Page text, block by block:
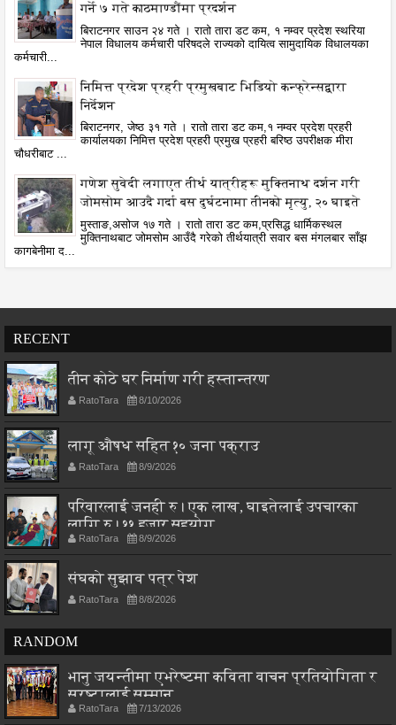
गर्ने ७ गते काठमाण्डौंमा प्रदर्शन
बिराटनगर साउन २४ गते । रातो तारा डट कम, १ नम्वर प्रदेश स्थरिया
नेपाल विधालय कर्मचारी परिषदले राज्यको दायित्व सामुदायिक विधालयका
कर्मचारी...
निमित्त प्रदेश प्रहरी प्रमुखबाट भिडियो कन्फ्रेन्सद्वारा
निर्देशन
बिराटनगर, जेष्ठ ३१ गते । रातो तारा डट कम,१ नम्वर प्रदेश प्रहरी
कार्यालयका निमित्त प्रदेश प्रहरी प्रमुख प्रहरी बरिष्ठ उपरीक्षक मीरा
चौधरीबाट ...
गणेश सुवेदी लगाएत तीर्थ यात्रीहरू मुक्तिनाथ दर्शन गरी
जोमसोम आउदै गर्दा बस दुर्घटनामा तीनको मृत्यु, २० घाइते
मुस्ताङ,असोज १७ गते । रातो तारा डट कम,प्रसिद्ध धार्मिकस्थल
मुक्तिनाथबाट जोमसोम आउँदै गरेको तीर्थयात्री सवार बस मंगलबार साँझ
कागबेनीमा द...
RECENT
तीन कोठे घर निर्माण गरी हस्तान्तरण
RatoTara 8/10/2026
लागू औषध सहित १० जना पक्राउ
RatoTara 8/9/2026
परिवारलाई जनही रु। एक लाख, घाइतेलाई उपचारका
लागि रु। ११ हजार सहयोग
RatoTara 8/9/2026
संघको सुझाव पत्र पेश
RatoTara 8/8/2026
RANDOM
भानु जयन्तीमा एभरेष्टमा कविता वाचन प्रतियोगिता र
स्रष्टालाई सम्मान
RatoTara 7/13/2026